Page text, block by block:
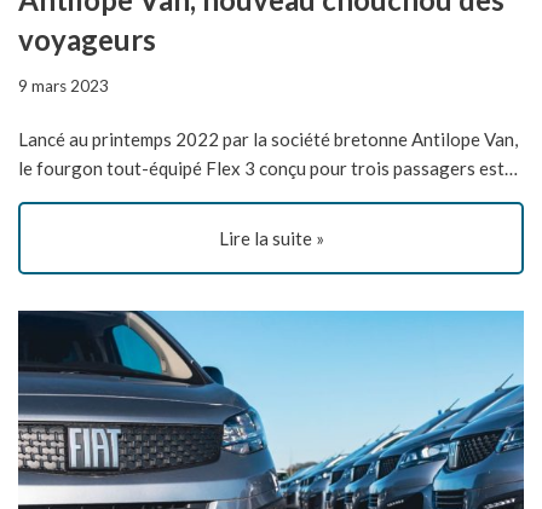
voyageurs
9 mars 2023
Lancé au printemps 2022 par la société bretonne Antilope Van,
le fourgon tout-équipé Flex 3 conçu pour trois passagers est…
Lire la suite »